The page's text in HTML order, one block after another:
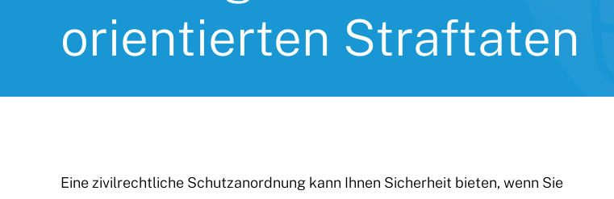
orientierten Straftaten
Eine zivilrechtliche Schutzanordnung kann Ihnen Sicherheit bieten, wenn Sie